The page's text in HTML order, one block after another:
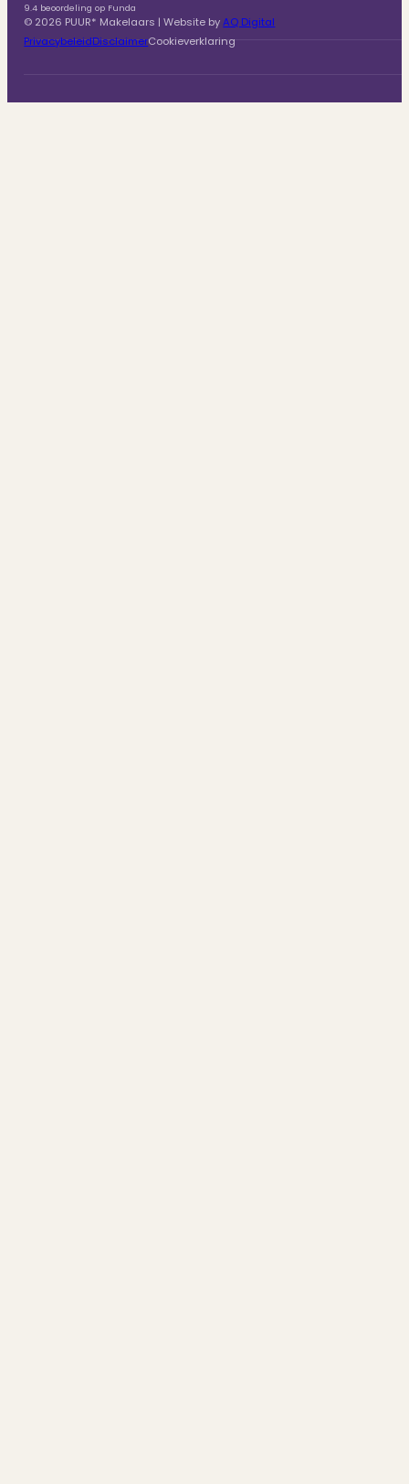
9.4 beoordeling op Funda
© 2026 PUUR* Makelaars | Website byAQ Digital
PrivacybeleidDisclaimerCookieverklaring